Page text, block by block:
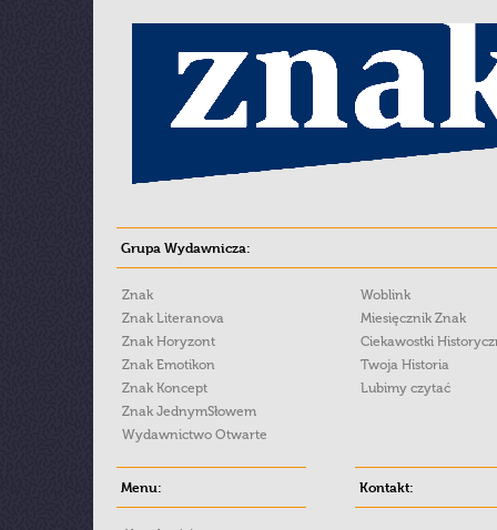
Grupa Wydawnicza:
Znak
Znak Literanova
Znak Horyzont
Znak Emotikon
Znak Koncept
Znak JednymSłowem
Wydawnictwo Otwarte
Woblink
Miesięcznik Znak
Ciekawostki
Twoja Historia
Lubimy czytać
Menu: Kontakt: